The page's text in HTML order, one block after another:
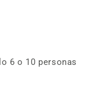
6 o 10 personas